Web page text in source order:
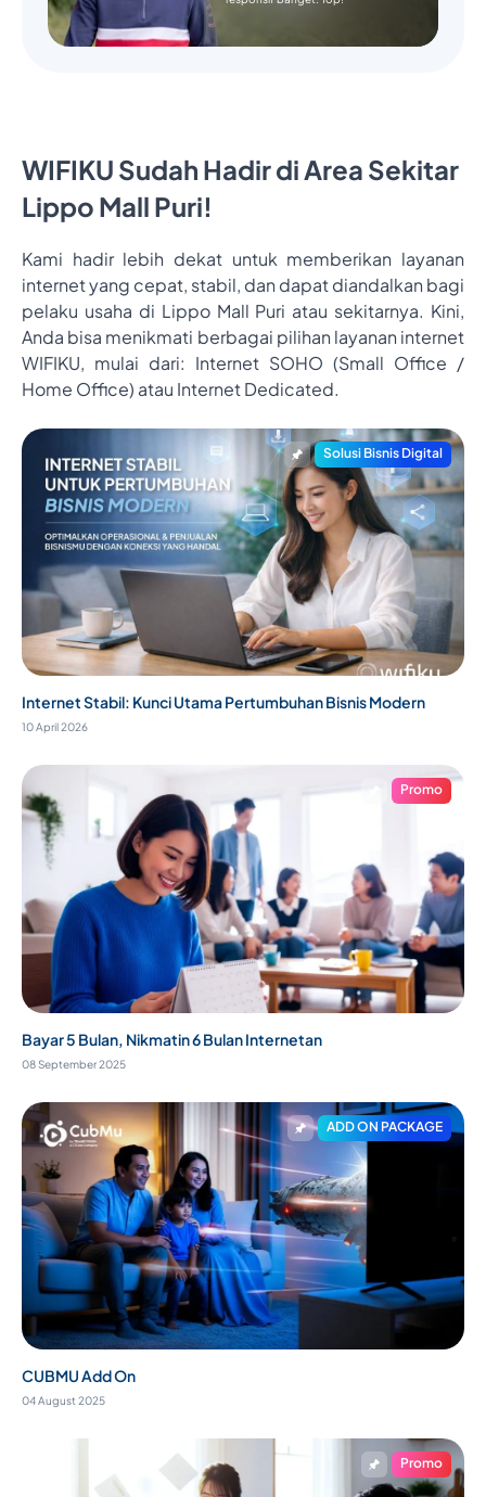
WIFIKU Sudah Hadir di Area Sekitar
Lippo Mall Puri!
Kami hadir lebih dekat untuk memberikan layanan
internet yang cepat, stabil, dan dapat diandalkan bagi
pelaku usaha di Lippo Mall Puri atau sekitarnya. Kini,
Anda bisa menikmati berbagai pilihan layanan internet
WIFIKU, mulai dari: Internet SOHO (Small Office /
Home Office) atau Internet Dedicated.
Solusi Bisnis Digital
Internet Stabil: Kunci Utama Pertumbuhan Bisnis Modern
10 April 2026
Promo
Bayar 5 Bulan, Nikmatin 6 Bulan Internetan
08 September 2025
ADD ON PACKAGE
CUBMU Add On
04 August 2025
Promo